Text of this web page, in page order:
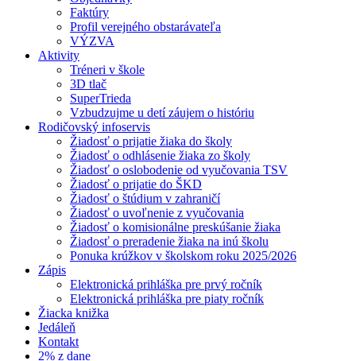
Faktúry
Profil verejného obstarávateľa
VÝZVA
Aktivity
Tréneri v škole
3D tlač
SuperTrieda
Vzbudzujme u detí záujem o históriu
Rodičovský infoservis
Žiadosť o prijatie žiaka do školy
Žiadosť o odhlásenie žiaka zo školy
Žiadosť o oslobodenie od vyučovania TSV
Žiadosť o prijatie do ŠKD
Žiadosť o štúdium v zahraničí
Žiadosť o uvoľnenie z vyučovania
Žiadosť o komisionálne preskúšanie žiaka
Žiadosť o preradenie žiaka na inú školu
Ponuka krúžkov v školskom roku 2025/2026
Zápis
Elektronická prihláška pre prvý ročník
Elektronická prihláška pre piaty ročník
Žiacka knižka
Jedáleň
Kontakt
2% z dane